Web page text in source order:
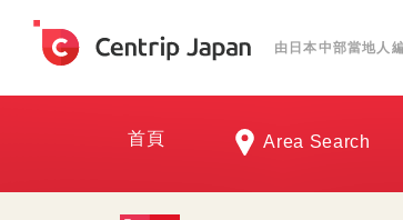
由日本中部當地人
首頁 Area Search